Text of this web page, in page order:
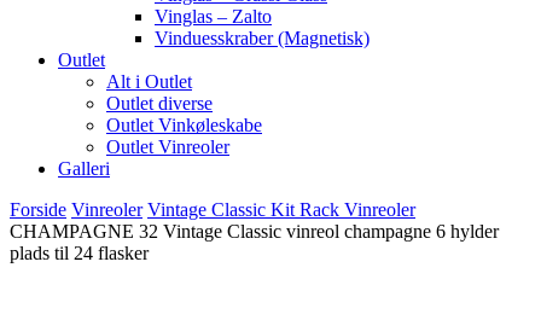
Vinglas – Zalto
Vinduesskraber (Magnetisk)
Outlet
Alt i Outlet
Outlet diverse
Outlet Vinkøleskabe
Outlet Vinreoler
Galleri
Forside Vinreoler Vintage Classic Kit Rack Vinreoler
CHAMPAGNE 32 Vintage Classic vinreol champagne 6 hylder
plads til 24 flasker